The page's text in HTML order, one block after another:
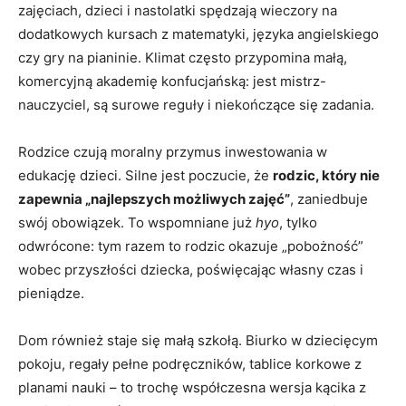
zajęciach, dzieci i nastolatki spędzają wieczory na
dodatkowych kursach z matematyki, języka angielskiego
czy gry na pianinie. Klimat często przypomina małą,
komercyjną akademię konfucjańską: jest mistrz-
nauczyciel, są surowe reguły i niekończące się zadania.
Rodzice czują moralny przymus inwestowania w
edukację dzieci. Silne jest poczucie, że rodzic, który nie
zapewnia „najlepszych możliwych zajęć”, zaniedbuje
swój obowiązek. To wspomniane już hyo, tylko
odwrócone: tym razem to rodzic okazuje „pobożność”
wobec przyszłości dziecka, poświęcając własny czas i
pieniądze.
Dom również staje się małą szkołą. Biurko w dziecięcym
pokoju, regały pełne podręczników, tablice korkowe z
planami nauki – to trochę współczesna wersja kącika z